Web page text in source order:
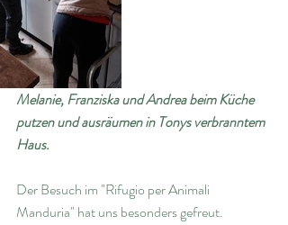
Melanie, Franziska und Andrea beim Küche
putzen und ausräumen in Tonys verbranntem
Haus.
Der Besuch im "Rifugio per Animali
Manduria" hat uns besonders gefreut.